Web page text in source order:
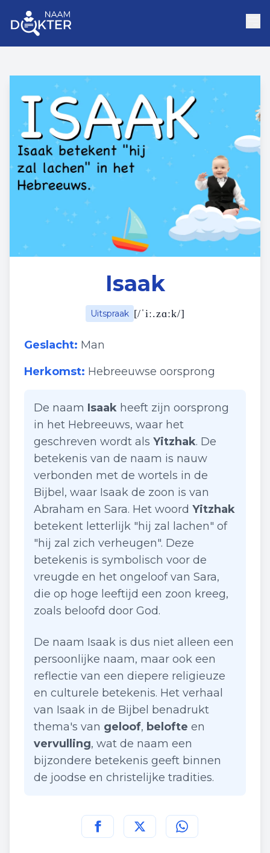
Isaak
Uitspraak [/ˈiː.zɑːk/]
Geslacht: Man
Herkomst: Hebreeuwse oorsprong
De naam Isaak heeft zijn oorsprong
in het Hebreeuws, waar het
geschreven wordt als Yitzhak. De
betekenis van de naam is nauw
verbonden met de wortels in de
Bijbel, waar Isaak de zoon is van
Abraham en Sara. Het woord Yitzhak
betekent letterlijk "hij zal lachen" of
"hij zal zich verheugen". Deze
betekenis is symbolisch voor de
vreugde en het ongeloof van Sara,
die op hoge leeftijd een zoon kreeg,
zoals beloofd door God.
De naam Isaak is dus niet alleen een
persoonlijke naam, maar ook een
reflectie van een diepere religieuze
en culturele betekenis. Het verhaal
van Isaak in de Bijbel benadrukt
thema's van geloof, belofte en
vervulling, wat de naam een
bijzondere betekenis geeft binnen
de joodse en christelijke tradities.
Deel deze pagina op
Deel deze pagina op
Deel deze pagina